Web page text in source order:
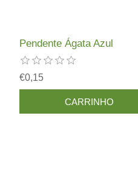
Pendente Ágata Azul
€0,15